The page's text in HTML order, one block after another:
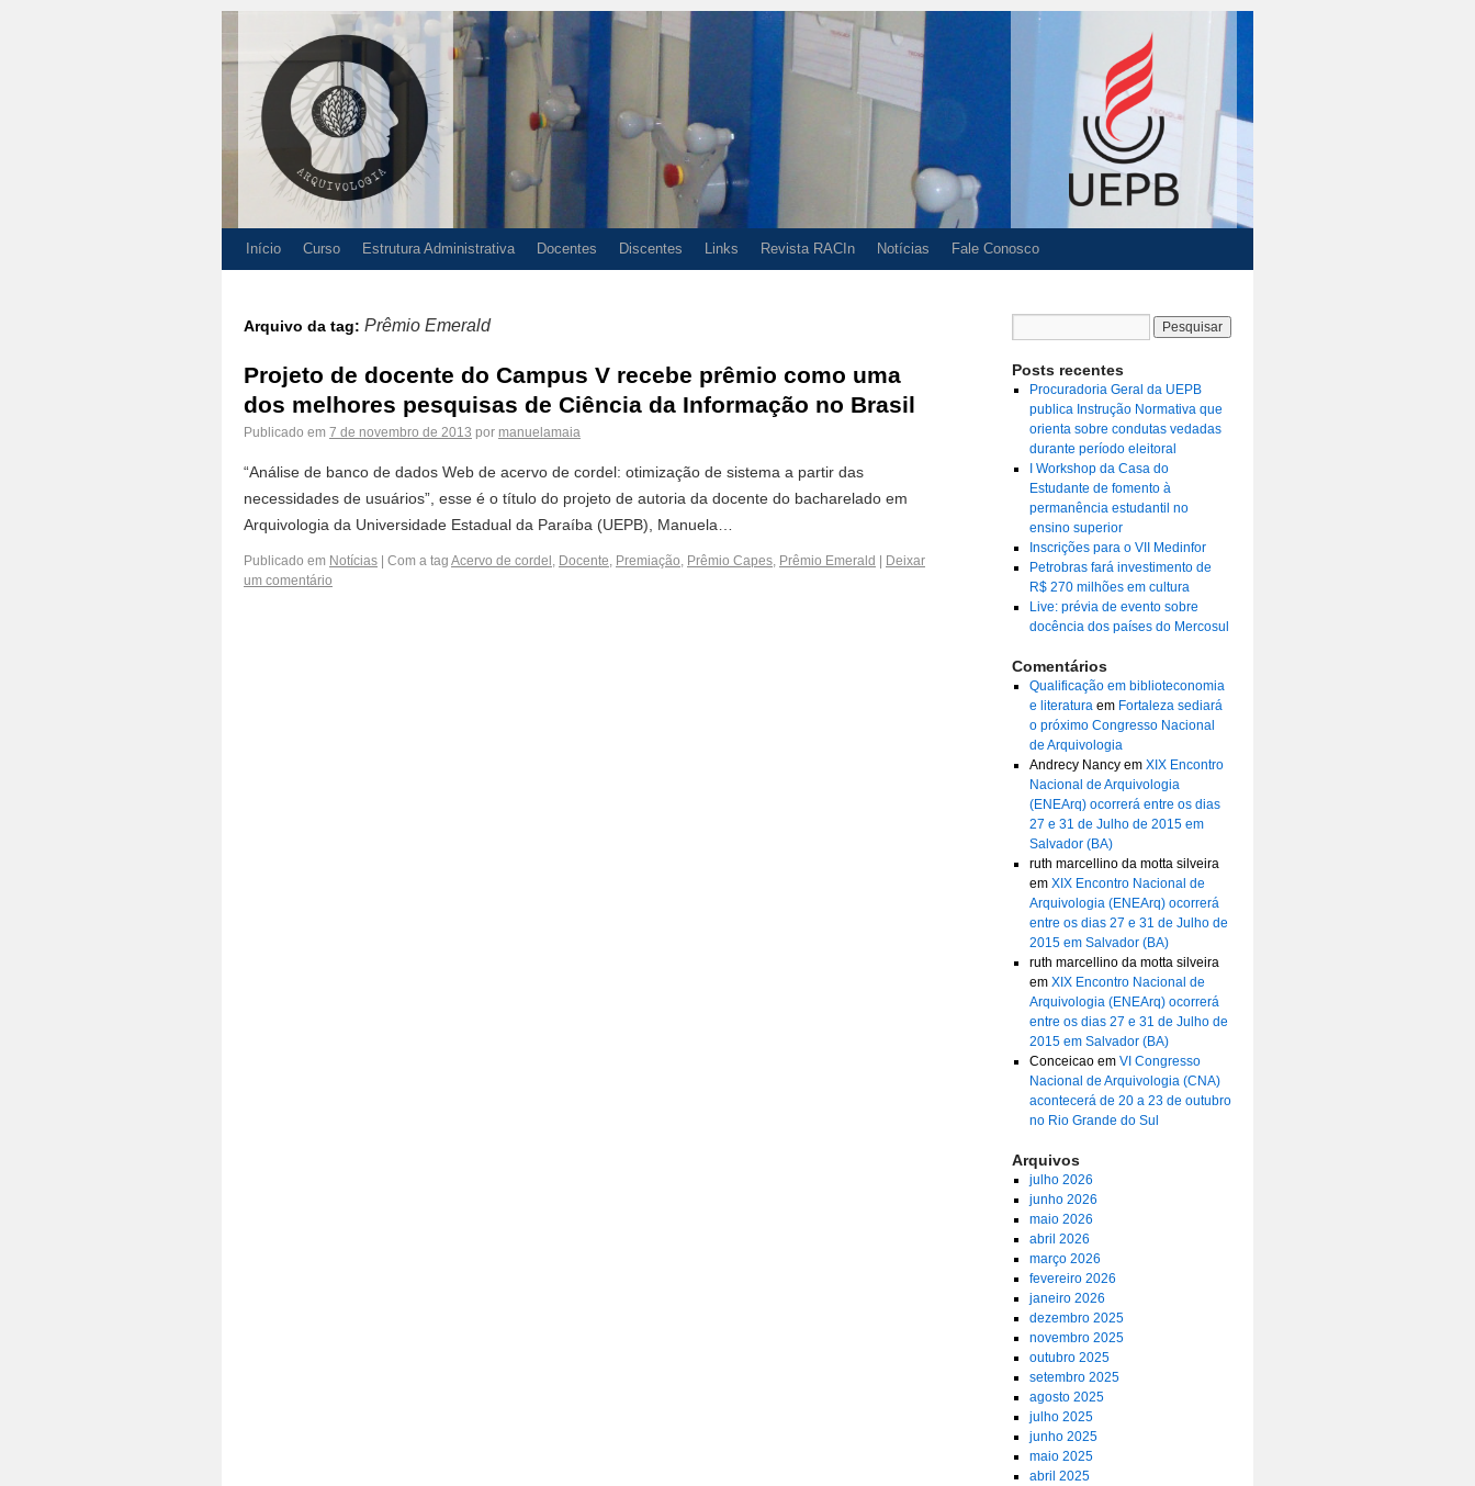
Início Curso Estrutura Administrativa Docentes Discentes Links Revista RACIn Notícias Fale Conosco
Arquivo da tag: Prêmio Emerald
Projeto de docente do Campus V recebe prêmio como uma
dos melhores pesquisas de Ciência da Informação no Brasil
Publicado em 7 de novembro de 2013 por manuelamaia
“Análise de banco de dados Web de acervo de cordel: otimização de sistema a partir das
necessidades de usuários”, esse é o título do projeto de autoria da docente do bacharelado em
Arquivologia da Universidade Estadual da Paraíba (UEPB), Manuela…
Publicado em Notícias Com a tag Acervo de cordel , Docente, Premiação, Prêmio Capes, Prêmio Emerald
Deixar
um comentário
Posts recentes
Procuradoria Geral da UEPB
publica Instrução Normativa que
orienta sobre condutas vedadas
durante período eleitoral
I Workshop da Casa do
Estudante de fomento à
permanência estudantil no
ensino superior
Inscrições para o VII Medinfor
Petrobras fará investimento de
R$ 270 milhões em cultura
Live: prévia de evento sobre
docência dos países do Mercosul
Comentários
Qualificação em biblioteconomia
e literaturaem Fortaleza sediará
o próximo Congresso Nacional
de Arquivologia
Andrecy Nancyem XIX Encontro
Nacional de Arquivologia
(ENEArq) ocorrerá entre os dias
27 e 31 de Julho de 2015 em
Salvador (BA)
ruth marcellino da motta silveira
em XIX Encontro Nacional de
Arquivologia (ENEArq) ocorrerá
entre os dias 27 e 31 de Julho de
2015 em Salvador (BA)
ruth marcellino da motta silveira
em XIX Encontro Nacional de
Arquivologia (ENEArq) ocorrerá
entre os dias 27 e 31 de Julho de
2015 em Salvador (BA)
Conceicaoem VI Congresso
Nacional de Arquivologia (CNA)
acontecerá de 20 a 23 de outubro
no Rio Grande do Sul
Arquivos
julho 2026
junho 2026
maio 2026
abril 2026
março 2026
fevereiro 2026
janeiro 2026
dezembro 2025
novembro 2025
outubro 2025
setembro 2025
agosto 2025
julho 2025
junho 2025
maio 2025
abril 2025